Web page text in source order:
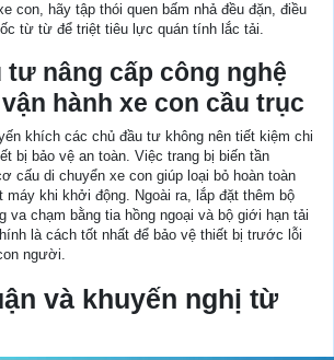
con, hãy tập thói quen bấm nhả đều đặn, điều
từ từ để triệt tiêu lực quán tính lắc tải.
tư nâng cấp công nghệ
hành xe con cầu trục
khích các chủ đầu tư không nên tiết kiệm chi
bị bảo vệ an toàn. Việc trang bị biến tần
cấu di chuyển xe con giúp loại bỏ hoàn toàn
máy khi khởi động. Ngoài ra, lắp đặt thêm bộ
va chạm bằng tia hồng ngoại và bộ giới hạn tải
là cách tốt nhất để bảo vệ thiết bị trước lỗi
người.
và khuyến nghị từ